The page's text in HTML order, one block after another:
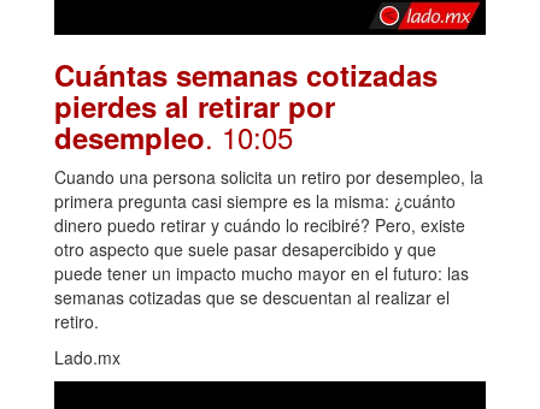
Cuántas semanas cotizadas
pierdes al retirar por
desempleo. 10:05
Cuando una persona solicita un retiro por desempleo, la
primera pregunta casi siempre es la misma: ¿cuánto
dinero puedo retirar y cuándo lo recibiré? Pero, existe
otro aspecto que suele pasar desapercibido y que
puede tener un impacto mucho mayor en el futuro: las
semanas cotizadas que se descuentan al realizar el
retiro.
Lado.mx